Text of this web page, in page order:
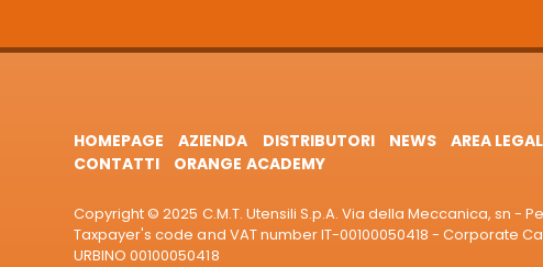
HOMEPAGE AZIENDA DISTRIBUTORI NEWS AREA
CONTATTI
ORANGE ACADEMY
Copyright © 2025 C.M.T. Utensili S.p.A. Via della Meccanica, sn -
Taxpayer's code and VAT number IT-00100050418 - Corporate
URBINO 00100050418